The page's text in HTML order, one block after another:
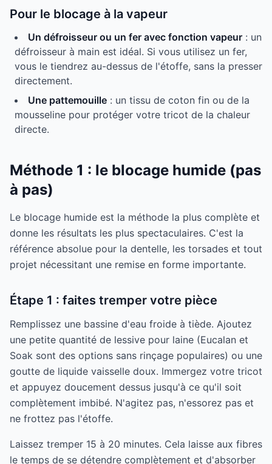
Pour le blocage à la vapeur
Un défroisseur ou un fer avec fonction vapeur : un
défroisseur à main est idéal. Si vous utilisez un fer,
vous le tiendrez au-dessus de l'étoffe, sans la presser
directement.
Une pattemouille : un tissu de coton fin ou de la
mousseline pour protéger votre tricot de la chaleur
directe.
Méthode 1 : le blocage humide (pas
à pas)
Le blocage humide est la méthode la plus complète et
donne les résultats les plus spectaculaires. C'est la
référence absolue pour la dentelle, les torsades et tout
projet nécessitant une remise en forme importante.
Étape 1 : faites tremper votre pièce
Remplissez une bassine d'eau froide à tiède. Ajoutez
une petite quantité de lessive pour laine (Eucalan et
Soak sont des options sans rinçage populaires) ou une
goutte de liquide vaisselle doux. Immergez votre tricot
et appuyez doucement dessus jusqu'à ce qu'il soit
complètement imbibé. N'agitez pas, n'essorez pas et
ne frottez pas l'étoffe.
Laissez tremper 15 à 20 minutes. Cela laisse aux fibres
le temps de se détendre complètement et d'absorber